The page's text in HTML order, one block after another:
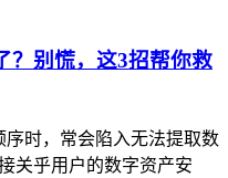
？别慌，这3招帮你救
序时，常会陷入无法提取数
关乎用户的数字资产安